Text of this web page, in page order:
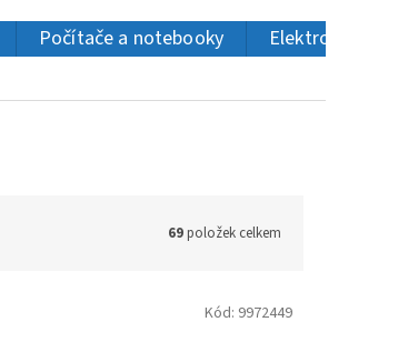
Počítače a notebooky Elektronika a IT
69položek celkem
Kód: 9972449